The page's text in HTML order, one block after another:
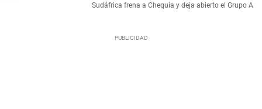
Sudáfrica frena a Chequia y deja abierto el Grupo A